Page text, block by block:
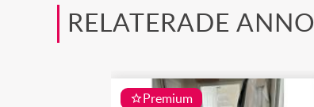
RELATERADE
Premium